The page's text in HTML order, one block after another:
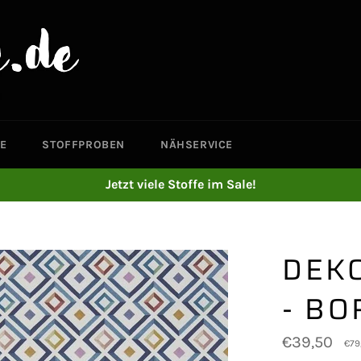
STOFFPROBEN NÄHSERVICE
Jetzt viele Stoffe im Sale!
-
Normaler
Preis
€39,50